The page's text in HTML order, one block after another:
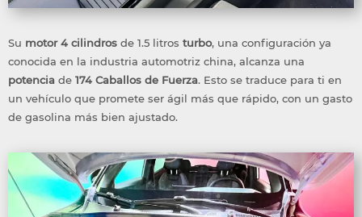
Su motor 4 cilindros de 1.5 litros turbo, una configuración ya
conocida en la industria automotriz china, alcanza una
potencia de 174 Caballos de Fuerza. Esto se traduce para ti en
un vehículo que promete ser ágil más que rápido, con un gasto
de gasolina más bien ajustado.